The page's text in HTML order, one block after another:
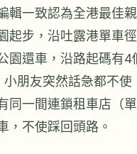
輯一致認為全港最佳親
起步，沿吐露港單車徑
園還車，沿路起碼有4
朋友突然話急都不使
同一間連鎖租車店（單
，不使踩回頭路。